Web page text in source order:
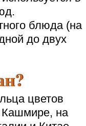
блюда (на
до двух
цветов
Кашмире, на